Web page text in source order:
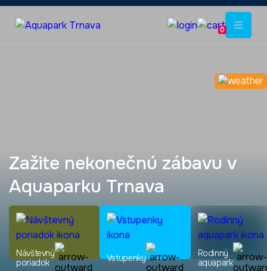
0
Zažite nekonečnú zábavu v
Aquaparku Trnava
Návštevný
poriadok
Vstupenky
Rodinný
aquapark